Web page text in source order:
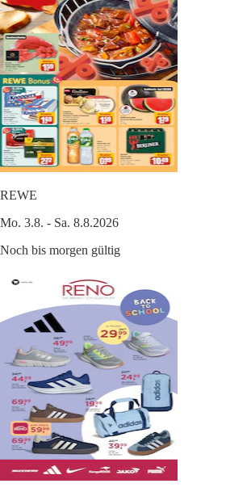
REWE
Mo. 3.8. - Sa. 8.8.2026
Noch bis morgen gültig